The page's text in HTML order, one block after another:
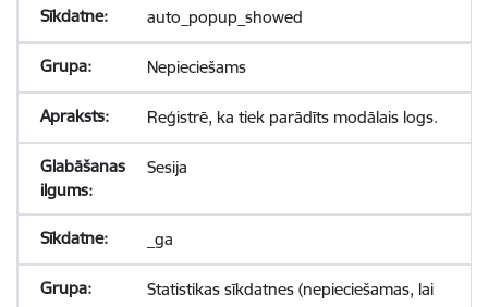
auto_popup_showed
Nepieciešams
Reģistrē, ka tiek parādīts modālais logs.
Sesija
_ga
Statistikas sīkdatnes (nepieciešamas, lai